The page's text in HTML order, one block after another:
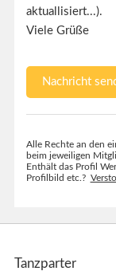
aktuallisiert...).
Viele Grüße
Nachricht
Alle Rechte an den
beim jeweiligen
Enthält das Profil
Profilbild etc.?
Tanzparter